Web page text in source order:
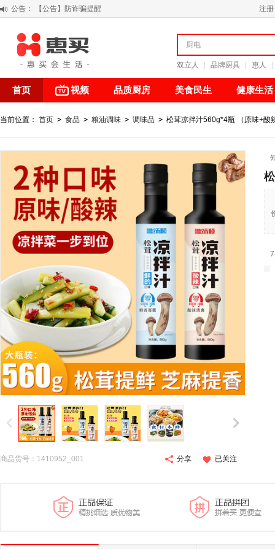
公告：
【积分调整公告】
关于假冒我公司“惠买小程序“的声明
【公告】防诈骗提醒
注册
双立人 品牌厨具 惠人
首页 视频 品质厨房 美食民生 健康生活
当前位置： 首页 > 食品 > 粮油调味 > 调味品 > 松茸凉拌汁560g*4瓶 （原味+酸
商品货号：1410952_001 分享 已关注